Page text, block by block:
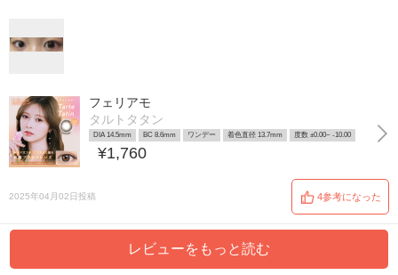
フェリアモ
タルトタタン
DIA 14.5mm BC 8.6mm ワンデー 着色直径 13.7mm 度数 ±0.00~ -10.00
¥1,760
2025年04月02日投稿 4参考になった
レビューをもっと読む